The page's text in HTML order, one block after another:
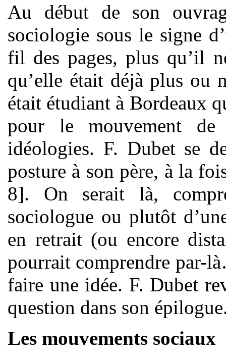
Au début de son
sociologie sous le signe
fil des pages, plus qu’il
qu’elle était déjà plus ou
était étudiant à Bordeaux
pour le mouvement
idéologies. F. Dubet se
posture à son père, à la
8]. On serait là,
sociologue ou plutôt
en retrait (ou encore
pourrait comprendre par-
faire une idée. F. Dubet
question dans son
Les mouvements sociaux